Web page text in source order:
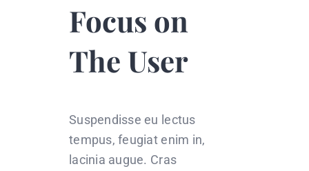
Focus on
The User
Suspendisse eu lectus
tempus, feugiat enim in,
lacinia augue. Cras